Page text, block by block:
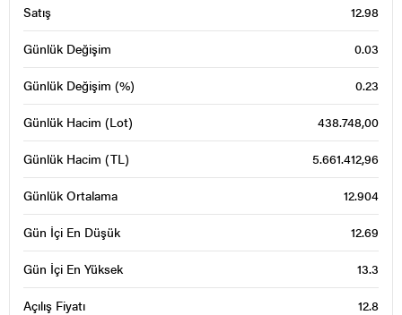
Satış 12.98
Günlük Değişim 0.03
Günlük Değişim (%) 0.23
Günlük Hacim (Lot) 438.748,00
Günlük Hacim (TL) 5.661.412,96
Günlük Ortalama 12.904
Gün İçi En Düşük 12.69
Gün İçi En Yüksek 13.3
Açılış Fiyatı 12.8